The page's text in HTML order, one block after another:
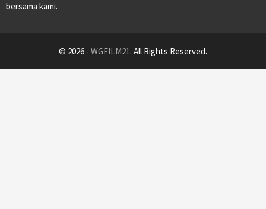
bersama kami.
© 2026 - WGFILM21. All Rights Reserved.